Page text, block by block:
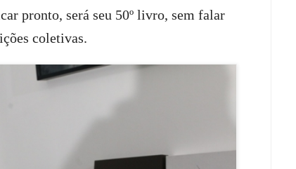
pronto, será seu 50º livro, sem falar
coletivas.